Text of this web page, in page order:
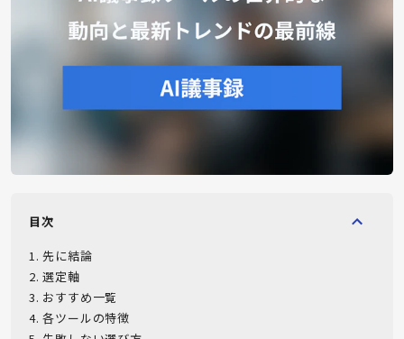
目次
1.先に結論
2.選定軸
3. おすすめ一覧
4.各ツールの特徴